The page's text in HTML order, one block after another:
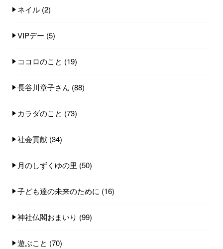
ネイル (2)
VIPデー (5)
ココロのこと (19)
長谷川章子さん (88)
カラダのこと (73)
社会貢献 (34)
月のしずくゆの里 (50)
子ども達の未来のために (16)
神社仏閣おまいり (99)
遊ぶこと (70)